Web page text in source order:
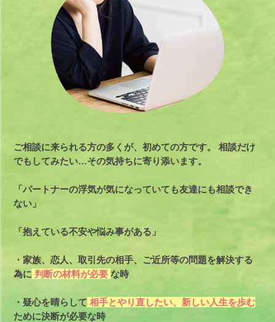
ご相談に来られる方の多くが、初めての方です。
相談だけ
でもしてみたい…その気持ちに寄り添います。
「パートナーの浮気が気になっていても友達にも相談でき
ない」
「抱えている不安や悩み事がある」
・家族、恋人、取引先の相手、ご近所等の問題を解決する
為に 判断の材料が必要な時
・疑心を晴らして 相手とやり直したい、新しい人生を歩む
ために決断が必要な時